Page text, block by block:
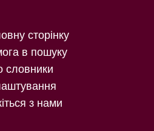
сторінку
в пошуку
словники
з нами